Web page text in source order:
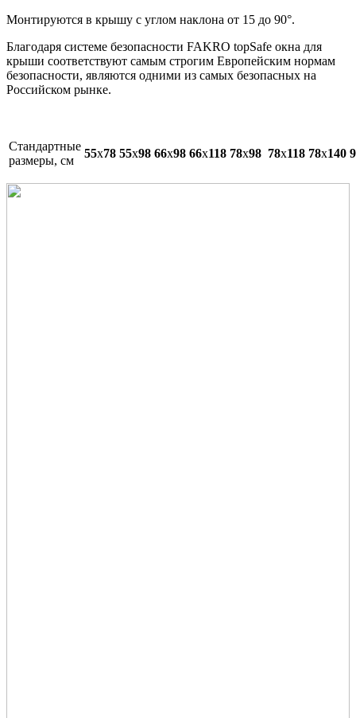
Монтируются в крышу с углом наклона от 15 до 90°.
Благодаря системе безопасности FAKRO topSafe окна для
крыши соответствуют самым строгим Европейским нормам
безопасности, являются одними из самых безопасных на
Российском рынке.
Cтандартные
размеры, см
55x78 55x98 66х98 66x118 78x98 78x118 78x140